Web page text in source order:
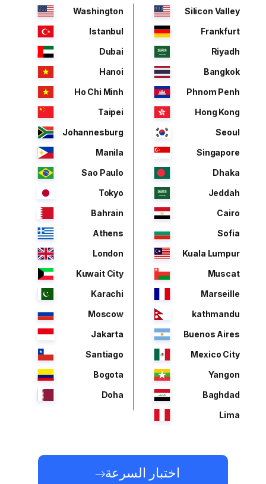
Silicon Valley
Washington
Frankfurt
Istanbul
Riyadh
Dubai
Bangkok
Hanoi
Phnom Penh
Ho Chi Minh
Hong Kong
Taipei
Seoul
Johannesburg
Singapore
Manila
Dhaka
Sao Paulo
Jeddah
Tokyo
Cairo
Bahrain
Sofia
Athens
Kuala Lumpur
London
Muscat
Kuwait City
Marseille
Karachi
kathmandu
Moscow
Buenos Aires
Jakarta
Mexico City
Santiago
Yangon
Bogota
Baghdad
Doha
Lima
اختبار السرعة